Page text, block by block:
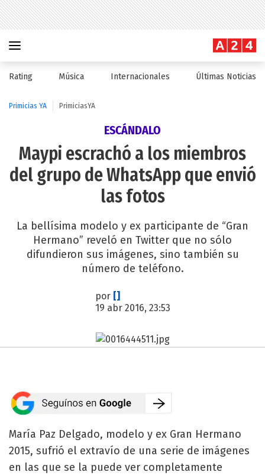
Rating Música Internacionales Últimas Noticias
Primicias YA PrimiciasYA
ESCÁNDALO
Maypi escrachó a los miembros
del grupo de WhatsApp que envió
las fotos
La bellísima modelo y ex participante de “Gran
Hermano” reveló en Twitter que no sólo
difundieron sus imágenes, sino también su
número de teléfono.
por []
19 abr 2016, 23:53
María Paz Delgado, modelo y ex Gran Hermano
2015, sufrió el extravío de una serie de imágenes
en las que se la puede ver completamente